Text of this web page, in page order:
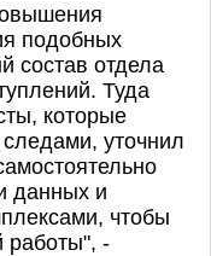
подобных
состав отдела
Туда
которые
уточнил
данных и
чтобы
работы", -